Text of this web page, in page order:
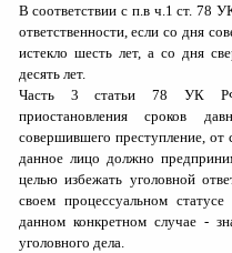
В соответствии с п.в ч.1 ст. 78
ответственности, если со дня
истекло шесть лет, а со дня
десять лет.
Часть 3 статьи 78 УК РФ
приостановления сроков
совершившего преступление, от
данное лицо должно
целью избежать уголовной
своем процессуальном
данном конкретном случае -
уголовного дела.